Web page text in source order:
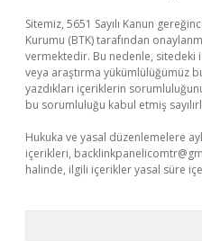
Sitemiz, 5651 Sayılı Kanun
Kurumu (BTK) tarafından
vermektedir. Bu nedenle,
veya araştırma yükümlülüğümüz
yazdıkları içeriklerin
bu sorumluluğu kabul etmiş
Hukuka ve yasal düzenlemelere
içerikleri,
halinde, ilgili içerikler yasal süre